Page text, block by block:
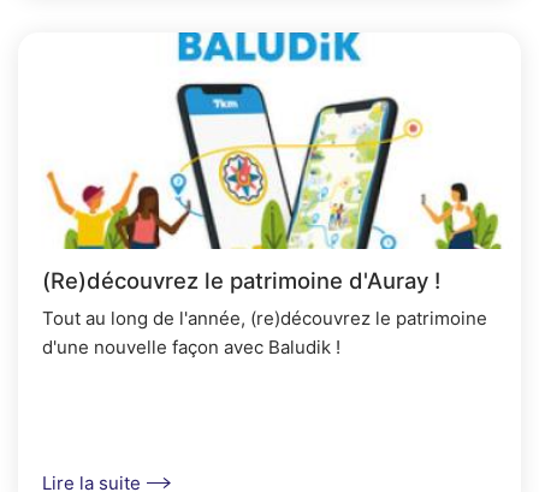
(Re)découvrez le patrimoine d'Auray !
Tout au long de l'année, (re)découvrez le patrimoine
d'une nouvelle façon avec Baludik !
Lire la suite